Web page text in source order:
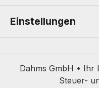
Einstellungen
Dahms GmbH • Ihr
Steuer-